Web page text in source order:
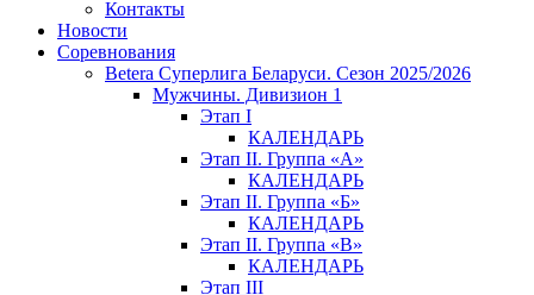
Контакты
Новости
Соревнования
Betera Суперлига Беларуси. Сезон 2025/2026
Мужчины. Дивизион 1
Этап I
КАЛЕНДАРЬ
Этап II. Группа «А»
КАЛЕНДАРЬ
Этап II. Группа «Б»
КАЛЕНДАРЬ
Этап II. Группа «В»
КАЛЕНДАРЬ
Этап III